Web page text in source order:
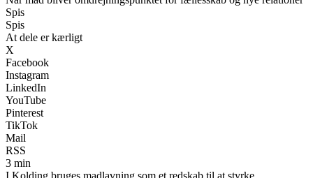
Spis
Spis
At dele er kærligt
X
Facebook
Instagram
LinkedIn
YouTube
Pinterest
TikTok
Mail
RSS
3 min
I Kolding bruges madlavning som et redskab til at styrke